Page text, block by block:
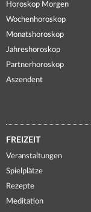
Horoskop Morgen
Wochenhoroskop
Monatshoroskop
Jahreshoroskop
Partnerhoroskop
Aszendent
FREIZEIT
Veranstaltungen
Spielplätze
Rezepte
Meditation